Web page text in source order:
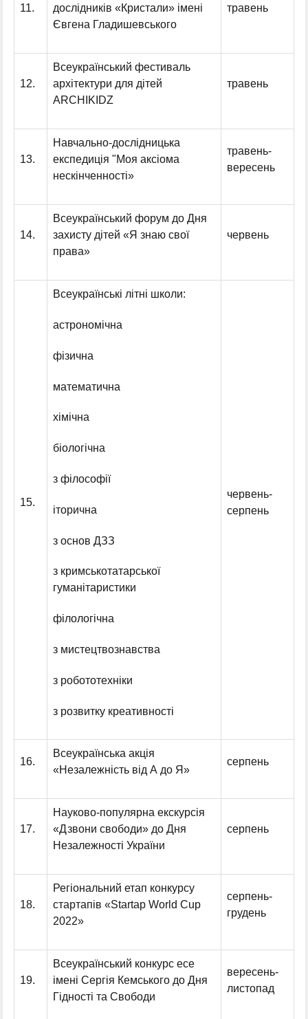
11.
дослідників «Кристали» імені
Євгена Гладишевського
травень
12.
Всеукраїнський фестиваль
архітектури для дітей
ARCHIKIDZ
травень
13.
Навчально-дослідницька
експедиція "Моя аксіома
нескінченності»
травень-
вересень
14.
Всеукраїнський форум до Дня
захисту дітей «Я знаю свої
права»
червень
15.
Всеукраїнські літні школи:
астрономічна
фізична
математична
хімічна
біологічна
з філософії
іторична
з основ ДЗЗ
з кримськотатарської
гуманітаристики
філологічна
з мистецтвознавства
з робототехніки
з розвитку креативності
червень-
серпень
16.
Всеукраїнська акція
«Незалежність від А до Я»
серпень
17.
Науково-популярна екскурсія
«Дзвони свободи» до Дня
Незалежності України
серпень
18.
Регіональний етап конкурсу
стартапів «Startap World Cup
2022»
серпень-
грудень
19.
Всеукраїнський конкурс есе
імені Сергія Кемського до Дня
Гідності та Свободи
вересень-
листопад